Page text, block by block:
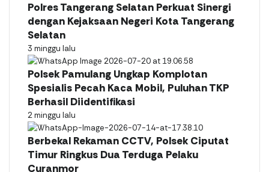
Polres Tangerang Selatan Perkuat Sinergi
dengan Kejaksaan Negeri Kota Tangerang
Selatan
3 minggu lalu
Polsek Pamulang Ungkap Komplotan
Spesialis Pecah Kaca Mobil, Puluhan TKP
Berhasil Diidentifikasi
2 minggu lalu
Berbekal Rekaman CCTV, Polsek Ciputat
Timur Ringkus Dua Terduga Pelaku
Curanmor